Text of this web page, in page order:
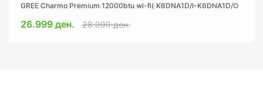
NEO ADVANCE PRO -35 18000btu N18AMPRO35 inverter WIFI
41.999 ден. 47.999 ден.
GREE Charmo Premium 12000btu wi-fi( K6DNA1D/I-K6DNA1D/O
26.999 ден. 28.999 ден.